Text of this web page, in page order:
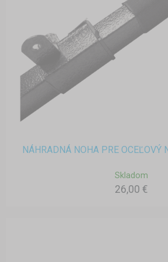
NÁHRADNÁ NOHA PRE OCEĽOVÝ
Skladom
26,00 €